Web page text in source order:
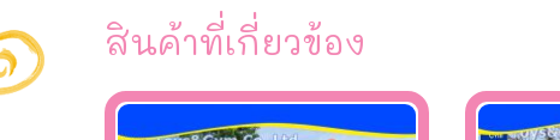
สินค้าที่เกี่ยวข้อง